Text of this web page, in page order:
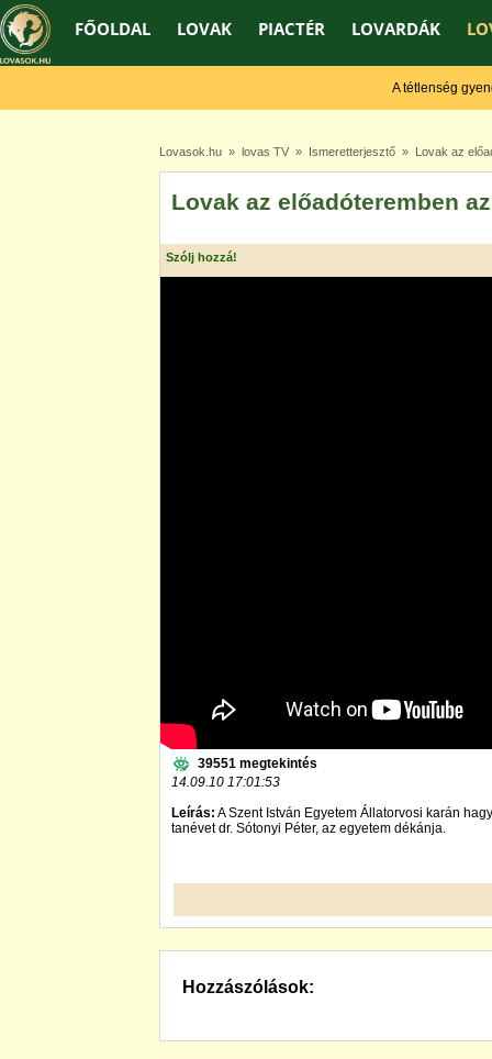
FŐOLDAL LOVAK PIACTÉR LOVARDÁK
A tétlenség
Lovasok.hu» lovas TV» Ismeretterjesztő» Lovak az
Lovak az előadóteremben
Szólj hozzá!
39551 megtekintés
14.09.10 17:01:53
Leírás: A Szent István Egyetem Állatorvosi karán
tanévet dr. Sótonyi Péter, az egyetem dékánja.
Hozzászólások: